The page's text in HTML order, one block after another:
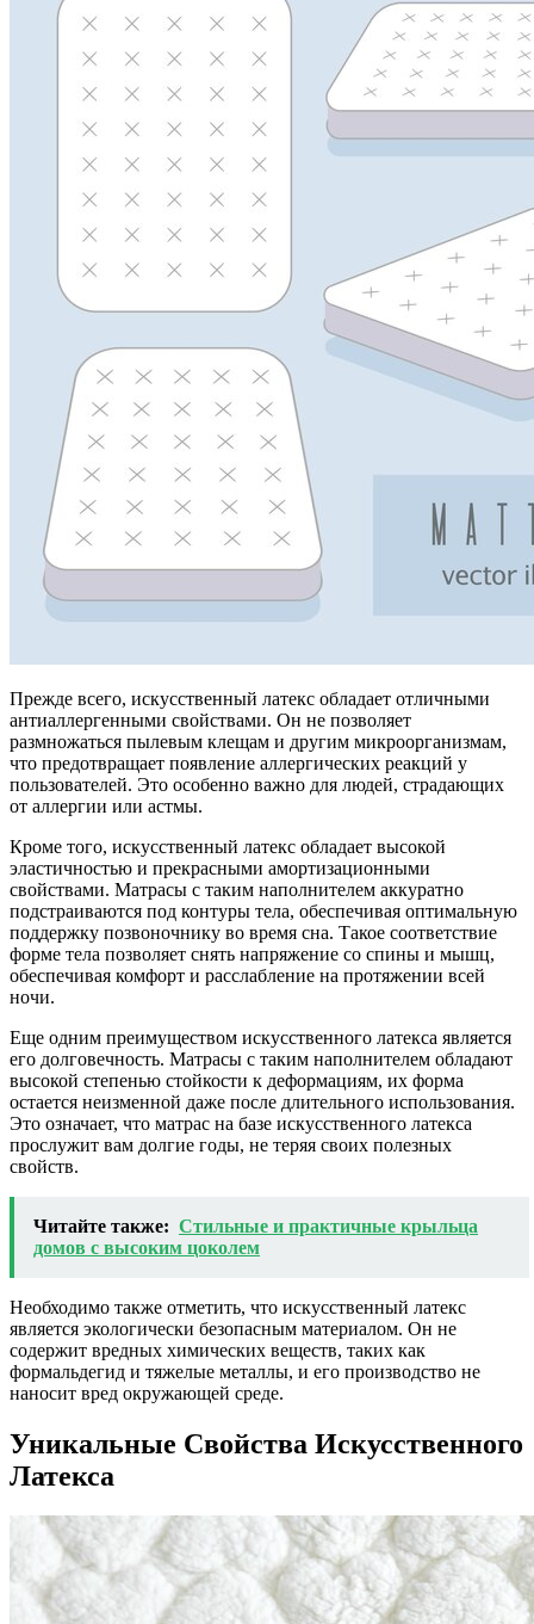
Прежде всего, искусственный латекс обладает отличными
антиаллергенными свойствами. Он не позволяет
размножаться пылевым клещам и другим микроорганизмам,
что предотвращает появление аллергических реакций у
пользователей. Это особенно важно для людей, страдающих
от аллергии или астмы.
Кроме того, искусственный латекс обладает высокой
эластичностью и прекрасными амортизационными
свойствами. Матрасы с таким наполнителем аккуратно
подстраиваются под контуры тела, обеспечивая оптимальную
поддержку позвоночнику во время сна. Такое соответствие
форме тела позволяет снять напряжение со спины и мышц,
обеспечивая комфорт и расслабление на протяжении всей
ночи.
Еще одним преимуществом искусственного латекса является
его долговечность. Матрасы с таким наполнителем обладают
высокой степенью стойкости к деформациям, их форма
остается неизменной даже после длительного использования.
Это означает, что матрас на базе искусственного латекса
прослужит вам долгие годы, не теряя своих полезных
свойств.
Читайте также: Стильные и практичные крыльца
домов с высоким цоколем
Необходимо также отметить, что искусственный латекс
является экологически безопасным материалом. Он не
содержит вредных химических веществ, таких как
формальдегид и тяжелые металлы, и его производство не
наносит вред окружающей среде.
Уникальные Свойства Искусственного
Латекса